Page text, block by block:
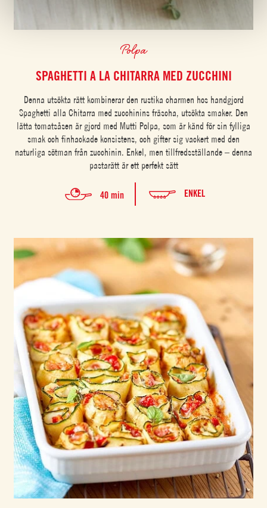
Polpa
SPAGHETTI A LA CHITARRA MED ZUCCHINI
Denna utsökta rätt kombinerar den rustika charmen hos handgjord
Spaghetti alla Chitarra med zucchinins fräscha, utsökta smaker. Den
lätta tomatsåsen är gjord med Mutti Polpa, som är känd för sin fylliga
smak och finhackade konsistens, och gifter sig vackert med den
naturliga sötman från zucchinin. Enkel, men tillfredsställande – denna
pastarätt är ett perfekt sätt
40 min ENKEL